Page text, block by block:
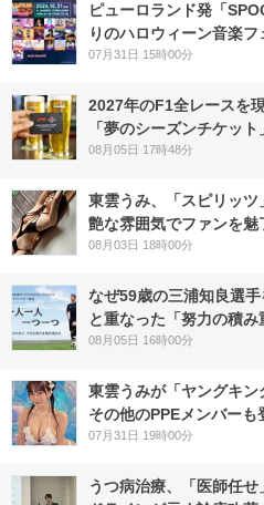
ピューロランド発「
りのハロウィーン音楽フ
07月31日 15時00分
2027年のF1全レースを
「夢のシーズンチケッ
08月05日 17時48分
東雲うみ、「スピリッ
艶な雰囲気でファンを魅
08月03日 18時00分
なぜ59歳の三浦知良選
と重なった「努力の積み
08月05日 16時00分
東雲うみが「ヤングキン
その他のPPEメンバーも
07月31日 19時00分
うつ病治療、「医師任